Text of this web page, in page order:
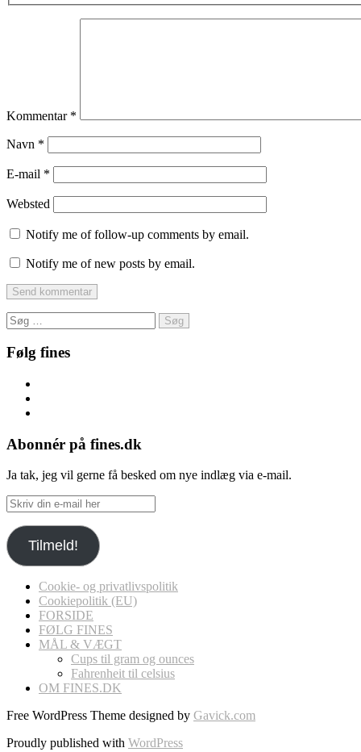
Kommentar *
Navn *
E-mail *
Websted
Notify me of follow-up comments by email.
Notify me of new posts by email.
Søg
efter:
Følg fines
Abonnér på fines.dk
Ja tak, jeg vil gerne få besked om nye indlæg via e-mail.
Skriv
din
e-
mail
her
Tilmeld!
Cookie- og privatlivspolitik
Cookiepolitik (EU)
FORSIDE
FØLG FINES
MÅL & VÆGT
Cups til gram og ounces
Fahrenheit til celsius
OM FINES.DK
Free WordPress Theme designed by Gavick.com
Proudly published with WordPress